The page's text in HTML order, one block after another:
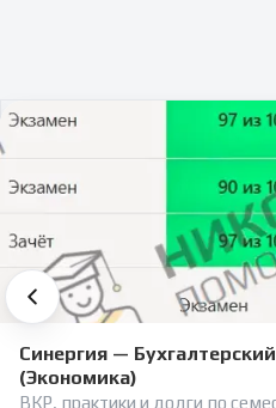
Синергия —
(Экономика)
ВКР, практики и долги по